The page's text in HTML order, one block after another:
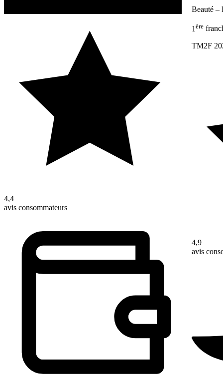
4,4
avis consommateurs
Beauté –
1 ère
TM2F
4,9
avis